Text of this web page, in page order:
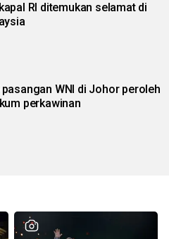
RI ditemukan selamat di
WNI di Johor peroleh
perkawinan